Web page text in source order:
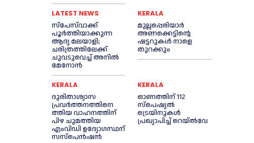
LATEST NEWS
സ്‌പേസ്‌വാക്ക്
പൂര്‍ത്തിയാക്കുന്ന
ആദ്യ മലയാളി;
ചരിത്രത്തിലേക്ക്
ചുവടുവെച്ച്‌ അനില്‍
മേനോൻ
KERALA
മുല്ലപ്പെരിയാര്‍
അണക്കെട്ടിന്റെ
ഷട്ടറുകള്‍ നാളെ
തുറക്കും
KERALA
ദുരിതാശ്വാസ
പ്രവര്‍ത്തനത്തിനെ
ത്തിയ വാഹനത്തിന്
പിഴ ചുമത്തിയ
എംവിഡി ഉദ്യോഗസ്ഥന്
സസ്പെൻഷൻ
KERALA
ഓണത്തിന് 112
സ്പെഷ്യല്‍
ട്രെയിനുകള്‍
പ്രഖ്യാപിച്ച്‌ റെയ്ല്‍വേ